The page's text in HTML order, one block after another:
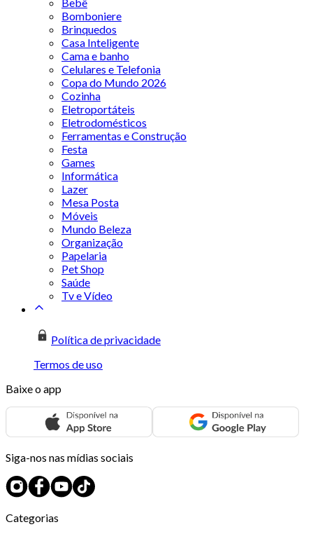
Bomboniere
Brinquedos
Casa Inteligente
Cama e banho
Celulares e Telefonia
Copa do Mundo 2026
Cozinha
Eletroportáteis
Eletrodomésticos
Ferramentas e Construção
Festa
Games
Informática
Lazer
Mesa Posta
Móveis
Mundo Beleza
Organização
Papelaria
Pet Shop
Saúde
Tv e Vídeo
Política de privacidade
Termos de uso
Baixe o app
Siga-nos nas mídias sociais
Categorias